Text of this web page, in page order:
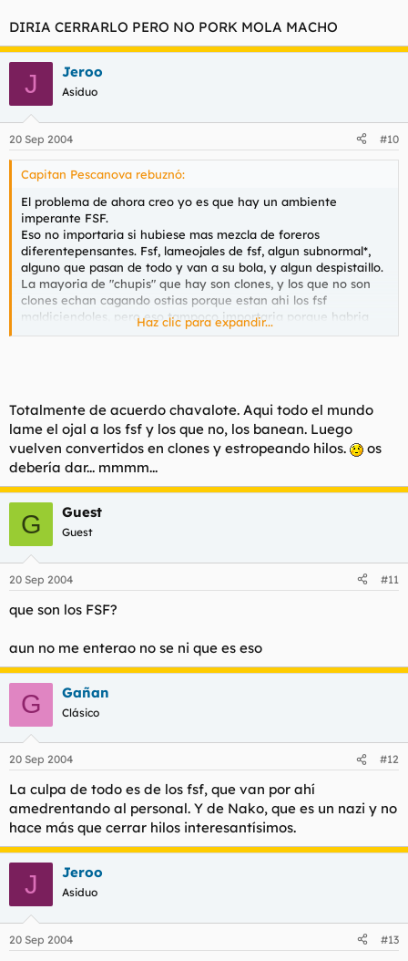
DIRIA CERRARLO PERO NO PORK MOLA MACHO
J Jeroo
Asiduo
20 Sep 2004 #10
Capitan Pescanova rebuznó:
El problema de ahora creo yo es que hay un ambiente
imperante FSF.
Eso no importaria si hubiese mas mezcla de foreros
diferentepensantes. Fsf, lameojales de fsf, algun subnormal*,
alguno que pasan de todo y van a su bola, y algun despistaillo.
La mayoria de "chupis" que hay son clones, y los que no son
clones echan cagando ostias porque estan ahi los fsf
maldiciendoles, pero eso tampoco importaria porque habria
mas peña aparte de los fsf, pero claro, al estar las fsf
Y eso hizo que muchos se cansasen y escribiesen menos de los
habitual. Porque seamos sinceros, esto se esta volviendo
insufible ya que la mayoria son de la misma opinion y no hay
trifucals de las de antes.
Aunque podria ser prefectamente que un foreromedio no suele
estar mucho tiempo en un foro porque aparte que acaba
cansandole, este foro al no tener divisiones de subforos, si
estas una semana sin poder conectarte, pues ya te has perdido
lo maximo de historia foreril y a veces acabas sin pillar muchos
chistecillos y demas estupideces porque tendras que releerte
unas cuantas paginas y nadie lo hara supongo; yo no lo hago.
mema.
*Oyei, que yo me meto en el grupo de subnomales, no hace
falta que algun gilipollas me cite para decirlo, ya me lo digo yo.
veis, soy subnormal.
Haz clic para expandir...
Totalmente de acuerdo chavalote. Aqui todo el mundo
lame el ojal a los fsf y los que no, los banean. Luego
vuelven convertidos en clones y estropeando hilos.
os
debería dar... mmmm...
G Guest
Guest
20 Sep 2004 #11
que son los FSF?
aun no me enterao no se ni que es eso
G Gañan
Clásico
20 Sep 2004 #12
La culpa de todo es de los fsf, que van por ahí
amedrentando al personal. Y de Nako, que es un nazi y no
hace más que cerrar hilos interesantísimos.
J Jeroo
Asiduo
20 Sep 2004 #13